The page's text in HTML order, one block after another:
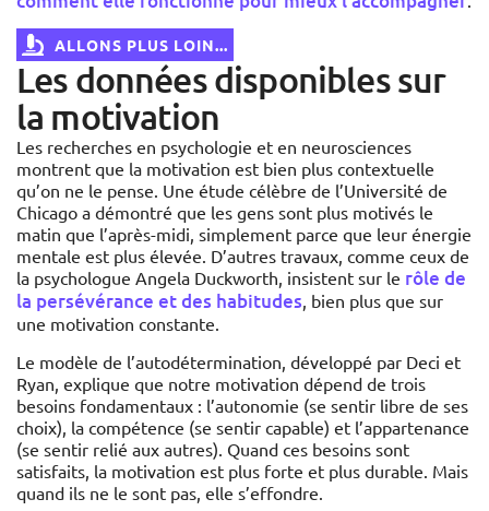
ALLONS PLUS LOIN...
Les données disponibles sur
la motivation
Les recherches en psychologie et en neurosciences
montrent que la motivation est bien plus contextuelle
qu’on ne le pense. Une étude célèbre de l’Université de
Chicago a démontré que les gens sont plus motivés le
matin que l’après-midi, simplement parce que leur énergie
mentale est plus élevée. D’autres travaux, comme ceux de
la psychologue Angela Duckworth, insistent sur le rôle de
la persévérance et des habitudes , bien plus que sur
une motivation constante.
Le modèle de l’autodétermination, développé par Deci et
Ryan, explique que notre motivation dépend de trois
besoins fondamentaux : l’autonomie (se sentir libre de ses
choix), la compétence (se sentir capable) et l’appartenance
(se sentir relié aux autres). Quand ces besoins sont
satisfaits, la motivation est plus forte et plus durable. Mais
quand ils ne le sont pas, elle s’effondre.